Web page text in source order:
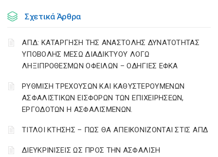
Σχετικά Άρθρα
ΑΠΔ: ΚΑΤΑΡΓΗΣΗ ΤΗΣ ΑΝΑΣΤΟΛΗΣ ΔΥΝΑΤΟΤΗΤΑΣ
ΥΠΟΒΟΛΗΣ ΜΕΣΩ ΔΙΑΔΙΚΤΥΟΥ ΛΟΓΩ
ΛΗΞΙΠΡΟΘΕΣΜΩΝ ΟΦΕΙΛΩΝ – ΟΔΗΓΙΕΣ ΕΦΚΑ
ΡΥΘΜΙΣΗ ΤΡΕΧΟΥΣΩΝ ΚΑΙ ΚΑΘΥΣΤΕΡΟΥΜΕΝΩΝ
ΑΣΦΑΛΙΣΤΙΚΩΝ ΕΙΣΦΟΡΩΝ ΤΩΝ ΕΠΙΧΕΙΡΗΣΕΩΝ,
ΕΡΓΟΔΟΤΩΝ Η ΑΣΦΑΛΙΣΜΕΝΩΝ.
ΤΙΤΛΟΙ ΚΤΗΣΗΣ – ΠΩΣ ΘΑ ΑΠΕΙΚΟΝΙΖΟΝΤΑΙ ΣΤΙΣ ΑΠΔ
ΔΙΕΥΚΡΙΝΙΣΕΙΣ ΩΣ ΠΡΟΣ ΤΗΝ ΑΣΦΑΛΙΣΗ